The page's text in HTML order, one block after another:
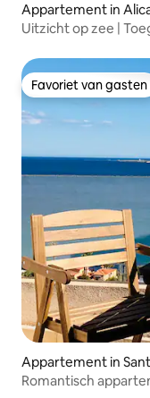
Appartement in
Uitzicht op zee |
Favoriet van gasten
Favoriet van gasten
Appartement in
Romantisch